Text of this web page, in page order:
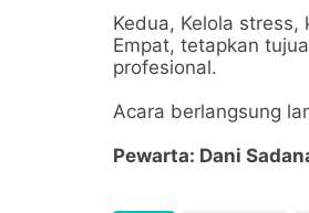
Kedua, Kelola
Empat, tetapkan
profesional.
Acara berlangsung
Pewarta: Dani